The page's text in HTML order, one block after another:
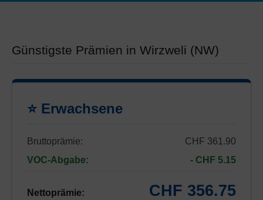
Günstigste Prämien in Wirzweli (NW)
⭐ Erwachsene
Bruttoprämie:
CHF 361.90
VOC-Abgabe:
- CHF 5.15
Nettoprämie: CHF 356.75